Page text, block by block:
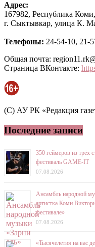
Адрес:
167982, Республика Коми,
г. Сыктывкар, улица К.
Телефоны: 24-54-10, 21-
Общая почта:
Страница ВКонтакте:
(C) АУ РК «Редакция
Последние записи
350 геймеров из трёх
фестиваль GAME-IT
07.08.2026
Ансамбль народной
артистка Коми
фестивале»
07.08.2026
«Тысячелетия на вас